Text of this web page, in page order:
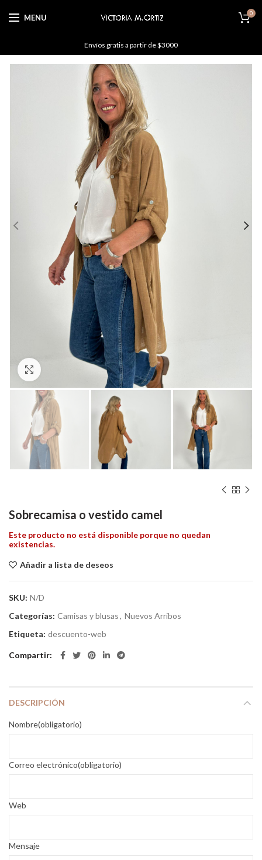
MENU 0
Envíos gratis a partir de $3000
Sobrecamisa o vestido camel
Este producto no está disponible porque no quedan
existencias.
Añadir a lista de deseos
SKU: N/D
Categorías: Camisas y blusas, Nuevos Arribos
Etiqueta: descuento-web
Compartir
DESCRIPCIÓN
Nombre(obligatorio)
Correo electrónico(obligatorio)
Web
Mensaje